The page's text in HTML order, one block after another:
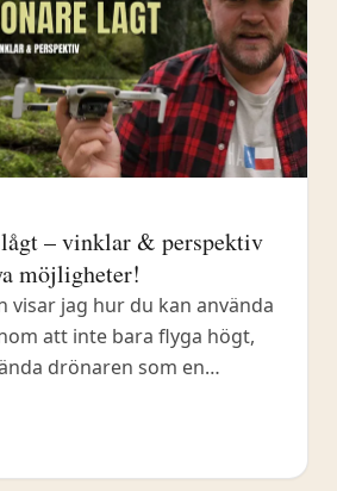
– vinklar & perspektiv
möjligheter!
visar jag hur du kan använda
att inte bara flyga högt,
drönaren som en
att fånga cinematiska klipp i
i